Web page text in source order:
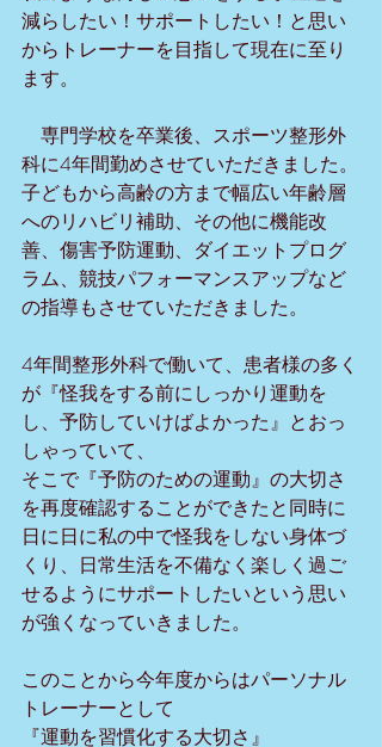
減らしたい！サポートしたい！と思い
からトレーナーを目指して現在に至り
ます。
専門学校を卒業後、スポーツ整形外
科に4年間勤めさせていただきました。
子どもから高齢の方まで幅広い年齢層
へのリハビリ補助、その他に機能改
善、傷害予防運動、ダイエットプログ
ラム、競技パフォーマンスアップなど
の指導もさせていただきました。
4年間整形外科で働いて、患者様の多く
が『怪我をする前にしっかり運動を
し、予防していけばよかった』とおっ
しゃっていて、
そこで『予防のための運動』の大切さ
を再度確認することができたと同時に
日に日に私の中で怪我をしない身体づ
くり、日常生活を不備なく楽しく過ご
せるようにサポートしたいという思い
が強くなっていきました。
このことから今年度からはパーソナル
トレーナーとして
『運動を習慣化する大切さ』